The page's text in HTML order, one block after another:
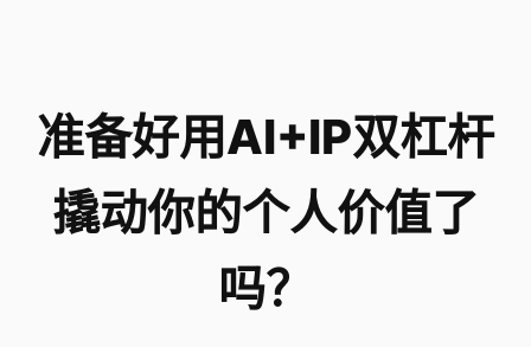
准备好用AI+IP双杠杆
撬动你的个人价值了
吗？